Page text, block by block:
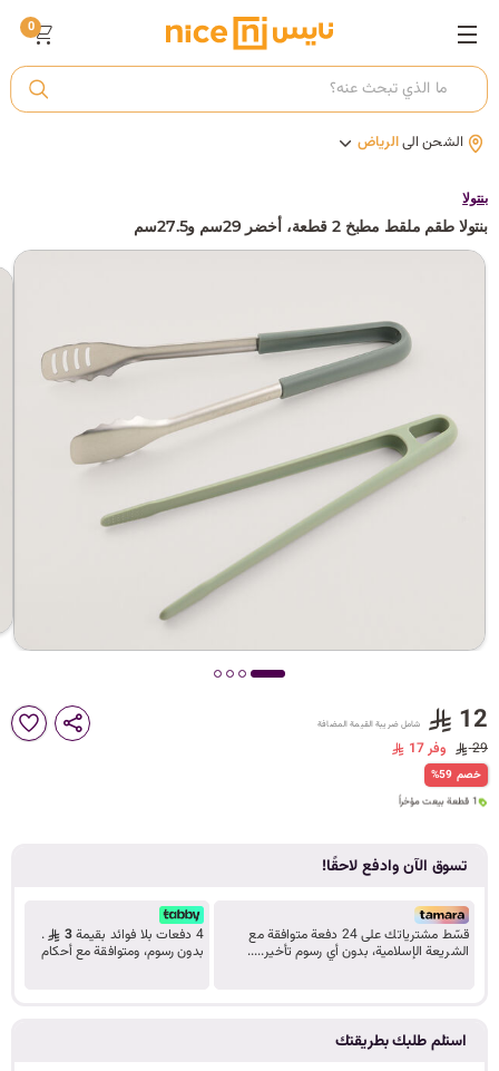
أ
ا
الشحن الىالرياض
0
بنتولا
بنتولا طقم ملقط مطبخ 2 قطعة، أخضر 29سم و27.5سم
12 شامل ضريبة القيمة المضافة
29 وفر 17
%59 خصم
1 قطعة بيعت مؤخراً
3 مشاهدة مؤخراً
1 قطعة بيعت مؤخراً
تسوق الآن وادفع لاحقًا!
قسّط مشترياتك على 24 دفعة متوافقة مع
الشريعة الإسلامية، بدون أي رسوم تأخير.....
4 دفعات بلا فوائد بقيمة 3
.
بدون رسوم، ومتوافقة مع أحكام
استلم طلبك بطريقتك